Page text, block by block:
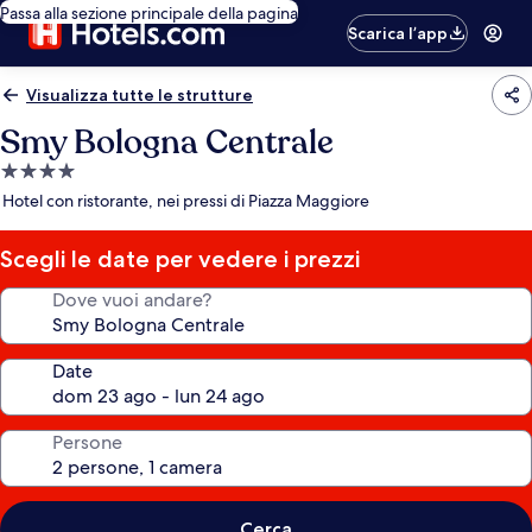
Passa alla sezione principale della pagina
Scarica l’app
Visualizza tutte le strutture
Smy Bologna Centrale
Struttura
a
stelle
Hotel con ristorante, nei pressi di Piazza Maggiore
Scegli le date per vedere i prezzi
Dove vuoi andare?
Date
Persone